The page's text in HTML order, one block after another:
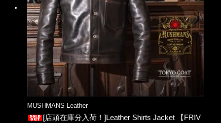
MUSHMANS Leather
[店頭在庫分入荷！]Leather Shirts Jacket 【FRIV